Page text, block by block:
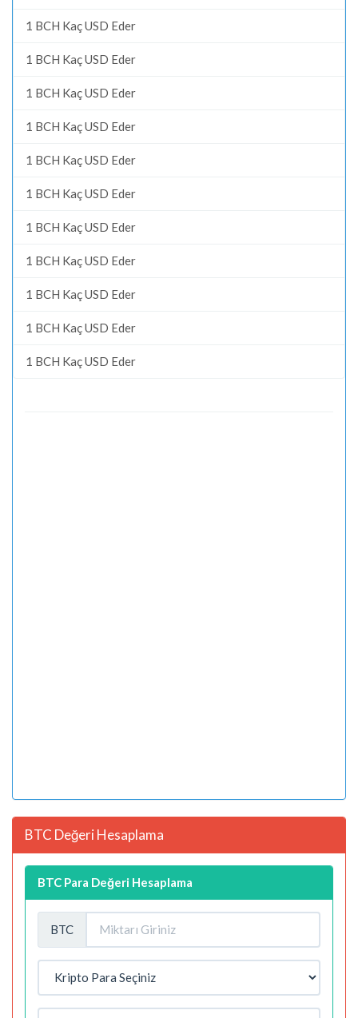
1 BCH Kaç USD Eder
1 BCH Kaç USD Eder
1 BCH Kaç USD Eder
1 BCH Kaç USD Eder
1 BCH Kaç USD Eder
1 BCH Kaç USD Eder
1 BCH Kaç USD Eder
1 BCH Kaç USD Eder
1 BCH Kaç USD Eder
1 BCH Kaç USD Eder
1 BCH Kaç USD Eder
BTC Değeri Hesaplama
BTC Para Değeri Hesaplama
BTC